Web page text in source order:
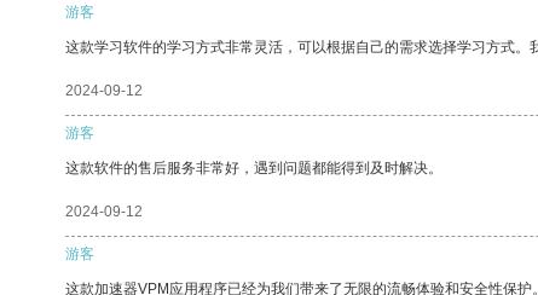
游客
这款学习软件的学习方式非常灵活，可以根据自己的需求选择学习方式。
2024-09-12
游客
这款软件的售后服务非常好，遇到问题都能得到及时解决。
2024-09-12
游客
这款加速器VPM应用程序已经为我们带来了无限的流畅体验和安全性保护。